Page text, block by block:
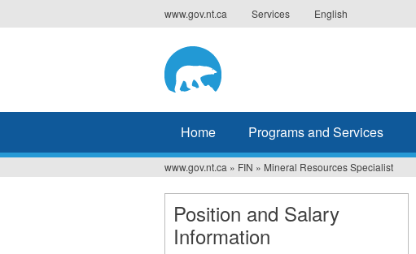
to
www.gov.nt.ca Services English
Home Programs and Services
You
are
here
www.gov.nt.ca » FIN » Mineral Resources Specialist
Position and Salary
Information